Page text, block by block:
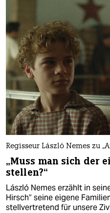
Regisseur László Nemes zu
„Muss man sich der
stellen?“
László Nemes erzählt in
Hirsch“ seine eigene
stellvertretend für unsere